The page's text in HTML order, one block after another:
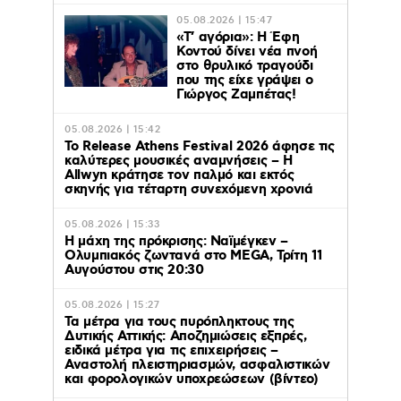
05.08.2026 | 15:47
«Τ’ αγόρια»: Η Έφη
Κοντού δίνει νέα πνοή
στο θρυλικό τραγούδι
που της είχε γράψει ο
Γιώργος Ζαμπέτας!
05.08.2026 | 15:42
Το Release Athens Festival 2026 άφησε τις
καλύτερες μουσικές αναμνήσεις – Η
Allwyn κράτησε τον παλμό και εκτός
σκηνής για τέταρτη συνεχόμενη χρονιά
05.08.2026 | 15:33
Η μάχη της πρόκρισης: Ναϊμέγκεν –
Ολυμπιακός ζωντανά στο MEGA, Τρίτη 11
Αυγούστου στις 20:30
05.08.2026 | 15:27
Τα μέτρα για τους πυρόπληκτους της
Δυτικής Αττικής: Αποζημιώσεις εξπρές,
ειδικά μέτρα για τις επιχειρήσεις –
Αναστολή πλειστηριασμών, ασφαλιστικών
και φορολογικών υποχρεώσεων (βίντεο)